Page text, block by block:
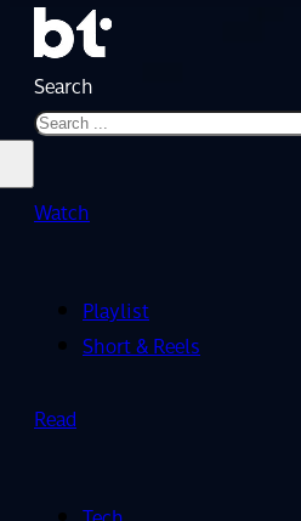
Search
Watch
Playlist
Short & Reels
Read